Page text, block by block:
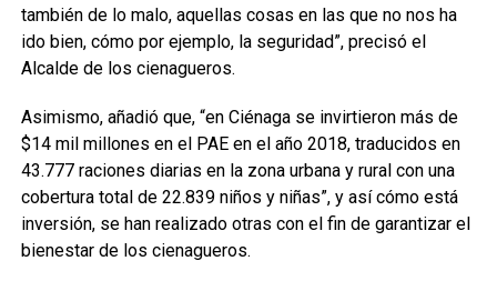
también de lo malo, aquellas cosas en las que no nos ha
ido bien, cómo por ejemplo, la seguridad”, precisó el
Alcalde de los cienagueros.
Asimismo, añadió que, “en Ciénaga se invirtieron más de
$14 mil millones en el PAE en el año 2018, traducidos en
43.777 raciones diarias en la zona urbana y rural con una
cobertura total de 22.839 niños y niñas”, y así cómo está
inversión, se han realizado otras con el fin de garantizar el
bienestar de los cienagueros.